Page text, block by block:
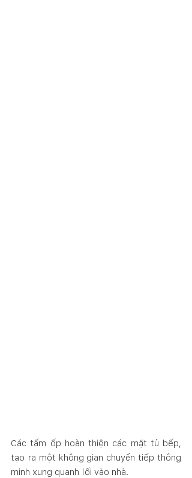
Các tấm ốp hoàn thiện các mặt tủ bếp,
tạo ra một không gian chuyển tiếp thông
minh xung quanh lối vào nhà.